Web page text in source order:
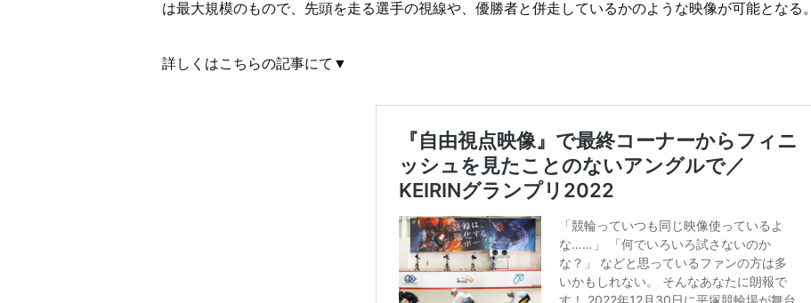
は最大規模のもので、先頭を走る選手の視線や、優勝者と併走しているかのような映像が可能となる。
詳しくはこちらの記事にて▼